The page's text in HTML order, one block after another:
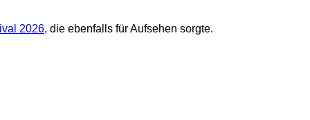
2026, die ebenfalls für Aufsehen sorgte.